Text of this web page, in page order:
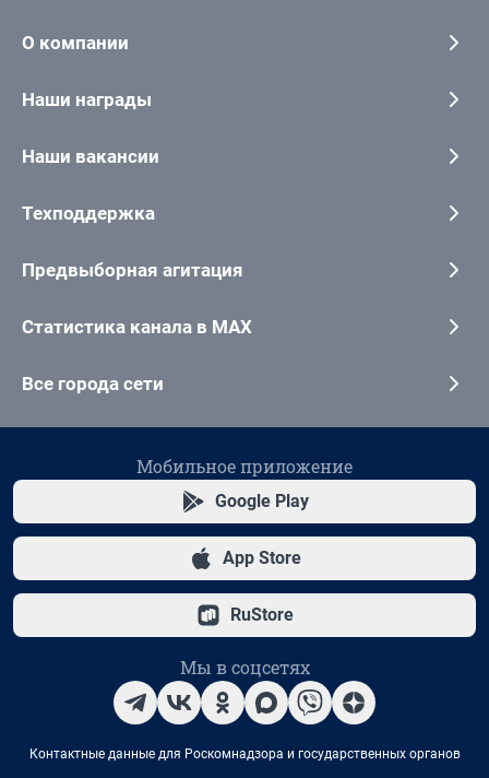
О компании
Наши награды
Наши вакансии
Техподдержка
Предвыборная агитация
Статистика канала в MAX
Все города сети
Мобильное приложение
Google Play
App Store
RuStore
Мы в соцсетях
Контактные данные для Роскомнадзора и государственных органов